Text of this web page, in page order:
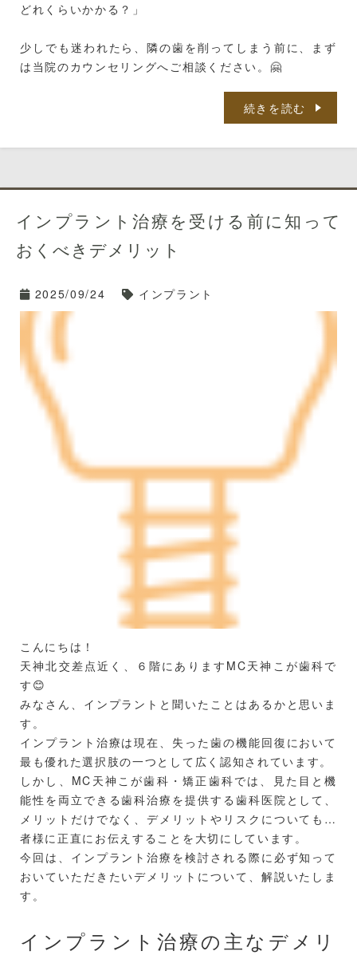
どれくらいかかる？」
少しでも迷われたら、隣の歯を削ってしまう前に、まず
は当院のカウンセリングへご相談ください。🤗
続きを読む
インプラント治療を受ける前に知って
おくべきデメリット
2025/09/24 インプラント
こんにちは！
天神北交差点近く、６階にありますMC天神こが歯科で
す😊
みなさん、インプラントと聞いたことはあるかと思いま
す。
インプラント治療は現在、失った歯の機能回復において
最も優れた選択肢の一つとして広く認知されています。
しかし、MC天神こが歯科・矯正歯科では、見た目と機
能性を両立できる歯科治療を提供する歯科医院として、
メリットだけでなく、デメリットやリスクについても患
者様に正直にお伝えすることを大切にしています。
今回は、インプラント治療を検討される際に必ず知って
おいていただきたいデメリットについて、解説いたしま
す。
インプラント治療の主なデメリ